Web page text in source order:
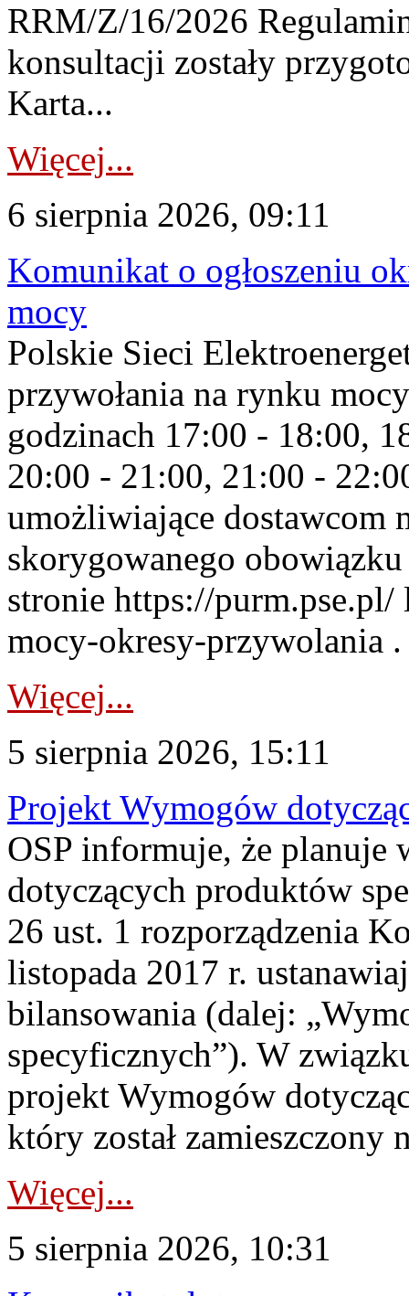
RRM/Z/16/2026
konsultacji zostały
Karta...
Więcej...
6 sierpnia 2026, 09:11
Komunikat o ogłoszeniu
mocy
Polskie Sieci
przywołania na rynku
godzinach 17:00 - 18:00,
20:00 - 21:00, 21:00 -
umożliwiające dostawcom
skorygowanego
stronie https://
mocy-okresy-przywolania
Więcej...
5 sierpnia 2026, 15:11
Projekt Wymogów
OSP informuje, że planuje
dotyczących produktów
26 ust. 1 rozporządzenia
listopada 2017 r.
bilansowania (dalej:
specyficznych”). W
projekt Wymogów
który został zamieszczony
Więcej...
5 sierpnia 2026, 10:31